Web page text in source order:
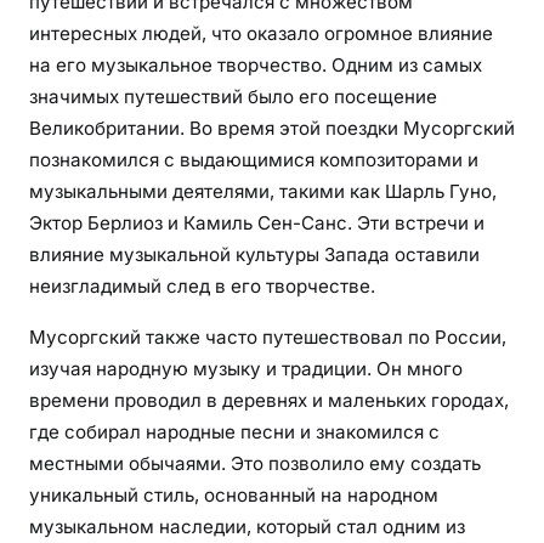
интересных людей, что оказало огромное влияние
на его музыкальное творчество. Одним из самых
значимых путешествий было его посещение
Великобритании. Во время этой поездки Мусоргский
познакомился с выдающимися композиторами и
музыкальными деятелями, такими как Шарль Гуно,
Эктор Берлиоз и Камиль Сен-Санс. Эти встречи и
влияние музыкальной культуры Запада оставили
неизгладимый след в его творчестве.
Мусоргский также часто путешествовал по России,
изучая народную музыку и традиции. Он много
времени проводил в деревнях и маленьких городах,
где собирал народные песни и знакомился с
местными обычаями. Это позволило ему создать
уникальный стиль, основанный на народном
музыкальном наследии, который стал одним из